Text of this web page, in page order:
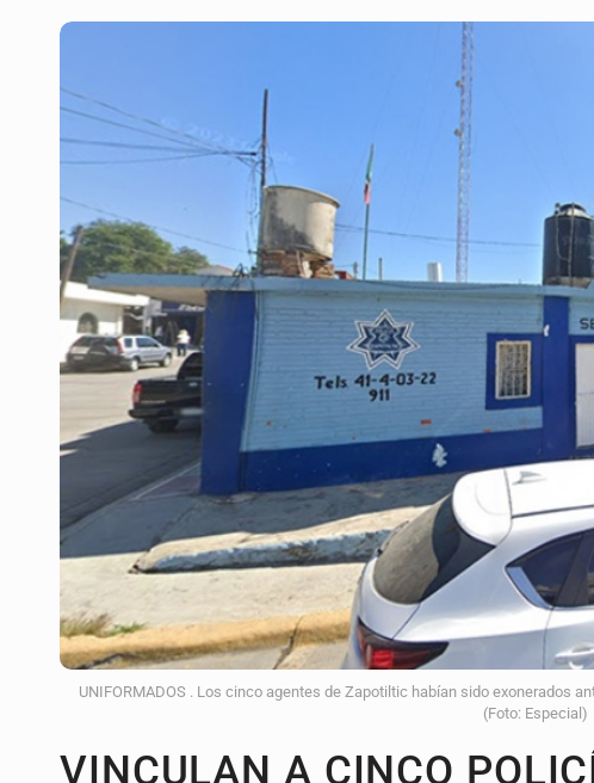
Critican inoperancia de la ASEJ para
Catean centro de fraudes inmobiliarios en
Ex policía es detenido por agresión y
Vecinos de Mirador de San Isidro
Reporta 627 acciones tras inundación en
SSPC, participa en búsqueda de Ricardo
Proponen consulta popular por
Identifican a más implicados en crimen de
Capturan a secuestradora buscada desde
UNIFORMADOS . Los cinco agentes de Zapotiltic habían sido exonerados
(Foto: Especial)
VINCULAN A CINCO